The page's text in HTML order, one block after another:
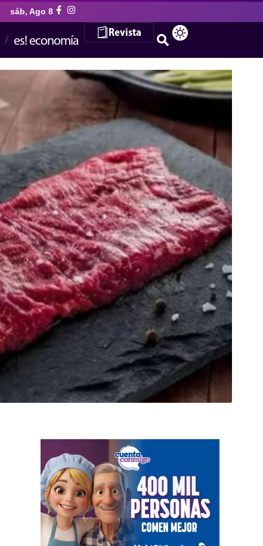
sáb, Ago 8
es! economía Revista